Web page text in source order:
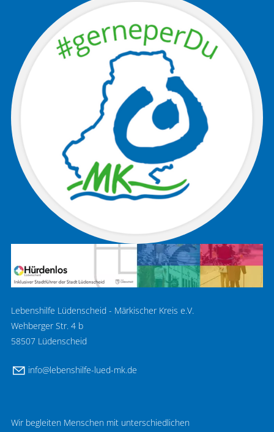
Lebenshilfe Lüdenscheid - Märkischer Kreis e.V.
Wehberger Str. 4 b
58507 Lüdenscheid
nf l b nsh lf -l d-mkd
Wir begleiten Menschen mit unterschiedlichen